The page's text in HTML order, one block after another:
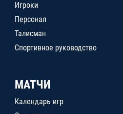
Игроки
Персонал
Талисман
Спортивное руководство
МАТЧИ
Календарь игр